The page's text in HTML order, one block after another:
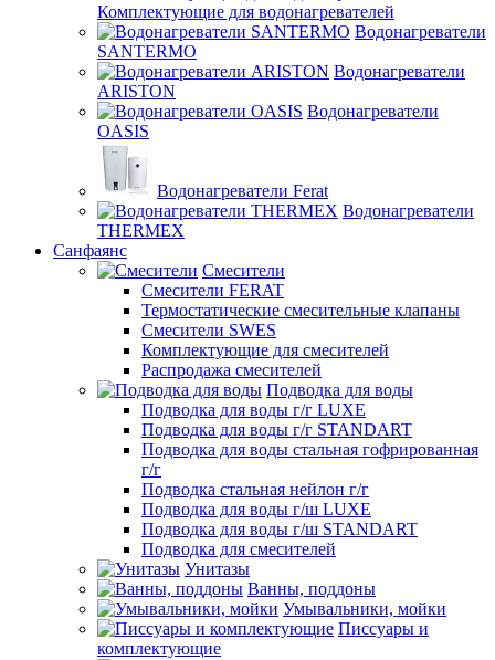
Комплектующие для водонагревателей
Водонагреватели
SANTERMO
Водонагреватели
ARISTON
Водонагреватели
OASIS
Водонагреватели Ferat
Водонагреватели
THERMEX
Санфаянс
Смесители
Смесители FERAT
Термостатические смесительные клапаны
Смесители SWES
Комплектующие для смесителей
Распродажа смесителей
Подводка для воды
Подводка для воды г/г LUXE
Подводка для воды г/г STANDART
Подводка для воды стальная гофрированная
г/г
Подводка стальная нейлон г/г
Подводка для воды г/ш LUXE
Подводка для воды г/ш STANDART
Подводка для смесителей
Унитазы
Ванны, поддоны
Умывальники, мойки
Писсуары и
комплектующие